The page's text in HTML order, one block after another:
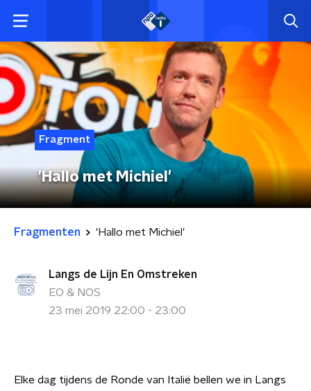
Fragment
'Hallo met Michiel'
Fragmenten 'Hallo met Michiel'
Langs de Lijn En Omstreken
EO & NOS
23 mei 2019 22:00 - 23:00
Elke dag tijdens de Ronde van Italië bellen we in Langs